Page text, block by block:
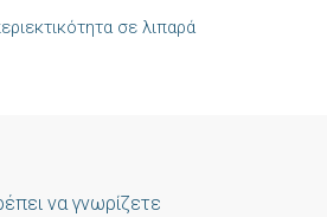
σε λιπαρά
να γνωρίζετε